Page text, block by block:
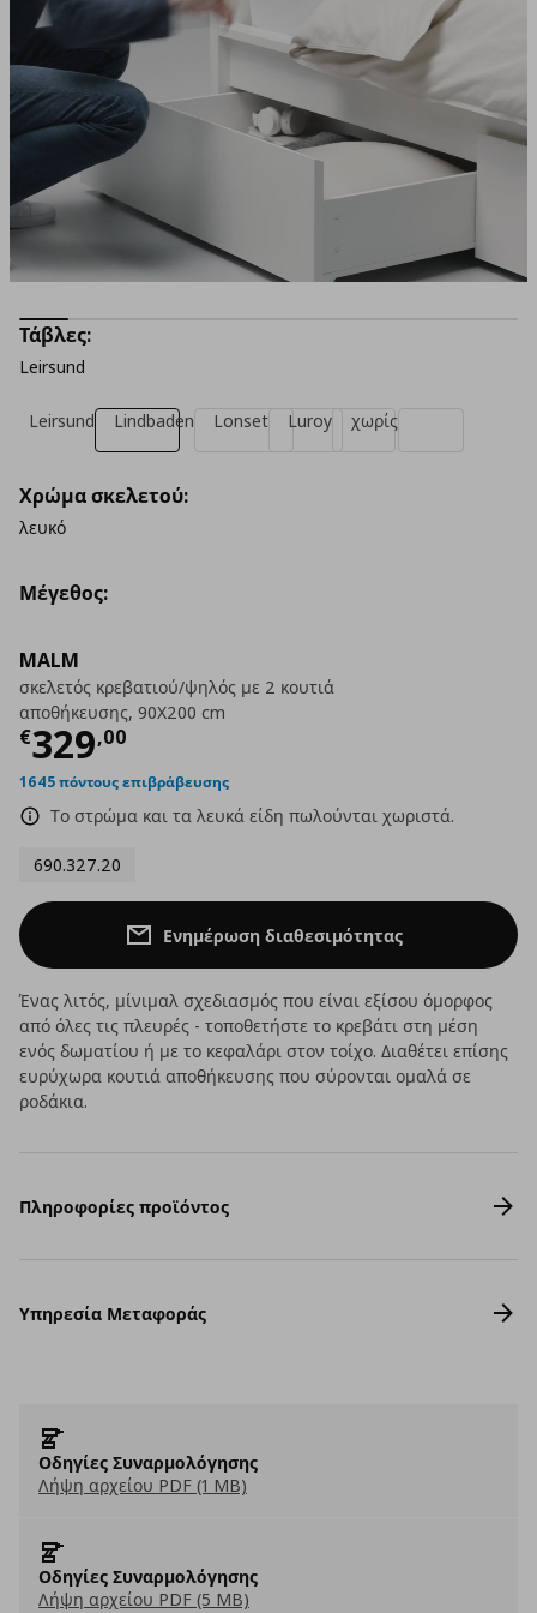
MALM
σκελετός κρεβατιού/ψηλός με 2 κουτιά
αποθήκευσης, 90X200 cm
€329,00
Τρέχουσα τιμή
1645 πόντους επιβράβευσης
Το στρώμα και τα λευκά είδη πωλούνται χωριστά.
690.327.20
Τάβλες:
Leirsund
Leirsund Lindbaden Lonset Luroy χωρίς
Χρώμα σκελετού:
λευκό
Μέγεθος:
Ενημέρωση διαθεσιμότητας
Ένας λιτός, μίνιμαλ σχεδιασμός που είναι εξίσου όμορφος
από όλες τις πλευρές - τοποθετήστε το κρεβάτι στη μέση
ενός δωματίου ή με το κεφαλάρι στον τοίχο. Διαθέτει επίσης
ευρύχωρα κουτιά αποθήκευσης που σύρονται ομαλά σε
ροδάκια.
Πληροφορίες προϊόντος
Υπηρεσία Μεταφοράς
Οδηγίες Συναρμολόγησης
Λήψη αρχείου PDF (1 MB)
Οδηγίες Συναρμολόγησης
Λήψη αρχείου PDF (5 MB)